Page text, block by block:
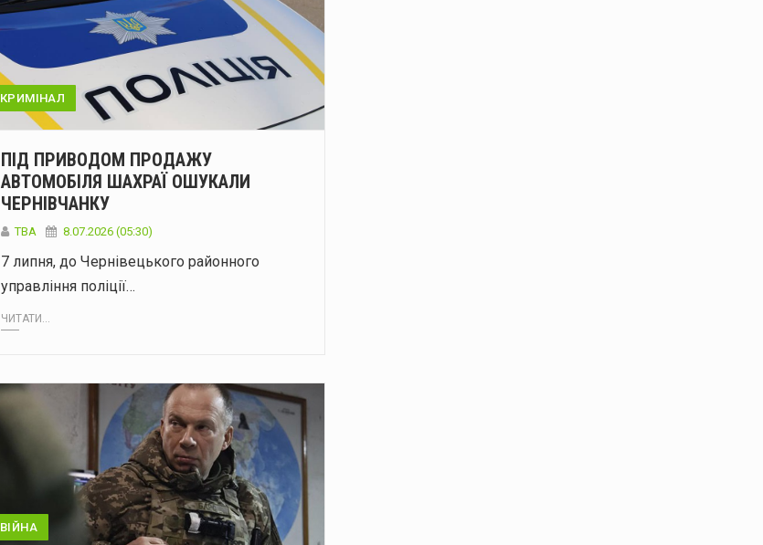
КРИМІНАЛ
ПІД ПРИВОДОМ ПРОДАЖУ
АВТОМОБІЛЯ ШАХРАЇ ОШУКАЛИ
ЧЕРНІВЧАНКУ
ТВА 8.07.2026 (05:30)
7 липня, до Чернівецького районного
управління поліції…
ЧИТАТИ...
ВІЙНА